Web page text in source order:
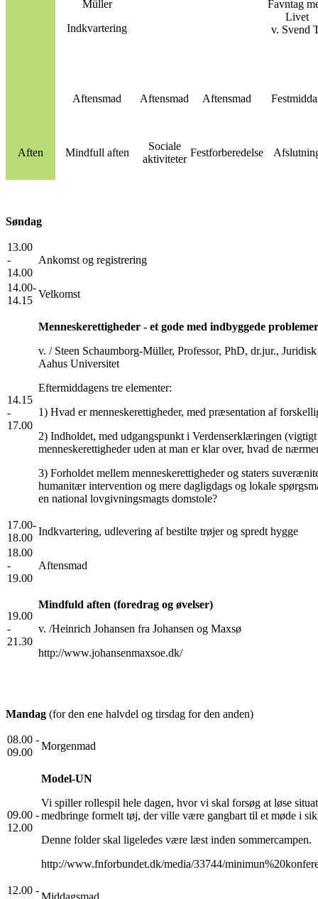
Müller
Indkvartering
Favntag
Livet
v. Svend
Aftensmad Aftensmad Aftensmad
Aften Mindfull aften
Sociale
aktiviteter
Festforberedelse
Søndag
13.00
-
14.00
Ankomst og registrering
14.00-
14.15
Velkomst
14.15
-
17.00
Menneskerettigheder - et gode med indbyggede problemer
v. / Steen Schaumborg-Müller, Professor, PhD, dr.jur.,
Aahus Universitet
Eftermiddagens tre elementer:
1) Hvad er menneskerettigheder, med præsentation af
2) Indholdet, med udgangspunkt i Verdenserklæringen
menneskerettigheder uden at man er klar over, hvad de
3) Forholdet mellem menneskerettigheder og staters
humanitær intervention og mere dagligdags og lokale
en national lovgivningsmagts domstole?
17.00-
18.00
Indkvartering, udlevering af bestilte trøjer og spredt hygge
18.00
-
19.00
Aftensmad
19.00
-
21.30
Mindfuld aften (foredrag og øvelser)
v. /Heinrich Johansen fra Johansen og Maxsø
http://www.johansenmaxsoe.dk/
Mandag (for den ene halvdel og tirsdag for den anden)
08.00 -
09.00
Morgenmad
09.00 -
12.00
Model-UN
Vi spiller rollespil hele dagen, hvor vi skal forsøg at løse
medbringe formelt tøj, der ville være gangbart til et møde i
Denne folder skal ligeledes være læst inden sommercampen.
http://www.fnforbundet.dk/media/33744/
12.00 -
Middagsmad